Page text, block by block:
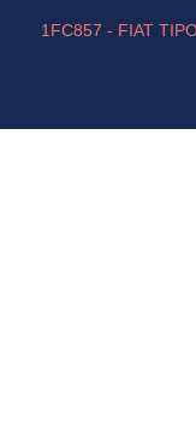
1FC857 - FIAT